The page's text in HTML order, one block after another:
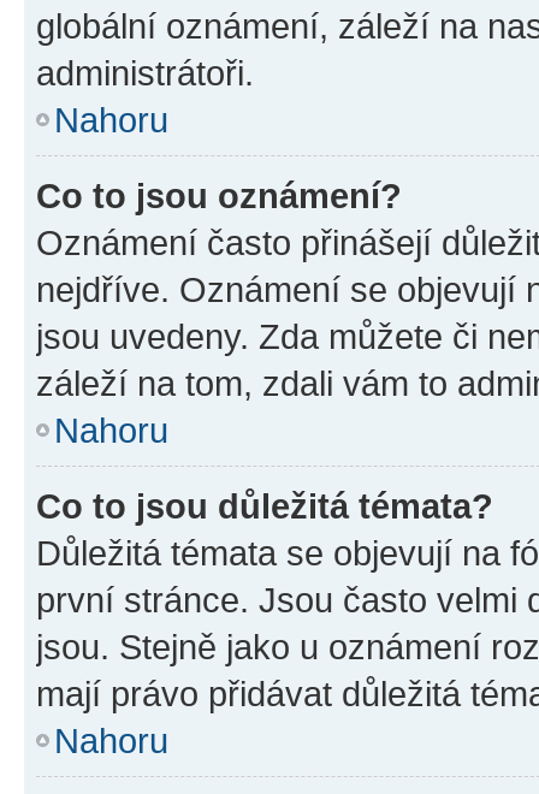
globální oznámení, záleží na
administrátoři.
Nahoru
Co to jsou oznámení?
Oznámení často přinášejí
nejdříve. Oznámení se objevují
jsou uvedeny. Zda můžete či
záleží na tom, zdali vám to
Nahoru
Co to jsou důležitá témata?
Důležitá témata se objevují na
první stránce. Jsou často velmi
jsou. Stejně jako u oznámení
mají právo přidávat důležitá
Nahoru